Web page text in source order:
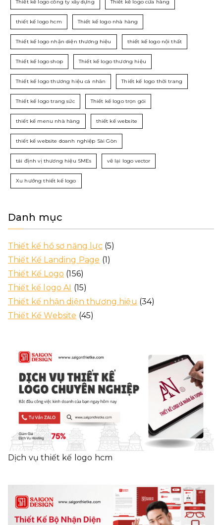
Thiết kế logo công ty xây dựng Thiết kế logo cửa hàng
thiết kế logo hcm Thiết kế logo nhà hàng
Thiết kế logo nhận diện thương hiệu thiết kế logo nội thất
Thiết kế logo shop Thiết kế logo thương hiệu
Thiết kế logo thương hiệu cá nhân Thiết kế logo thời trang
Thiết kế logo trang sức Thiết kế logo trọn gói
thiết kế menu nhà hàng thiết kế website
thiết kế website doanh nghiệp Sài Gòn
tái định vị thương hiệu SMEs vẽ lại logo vector
Xu hướng thiết kế logo
Danh mục
Thiết kế hồ sơ năng lực(5)
Thiết Kế Landing Page (1)
Thiết Kế Logo (156)
Thiết kế logo AI (15)
Thiết kế nhận diện thương hiệu (34)
Thiết Kế Website (45)
Dịch vụ thiết kế logo hcm